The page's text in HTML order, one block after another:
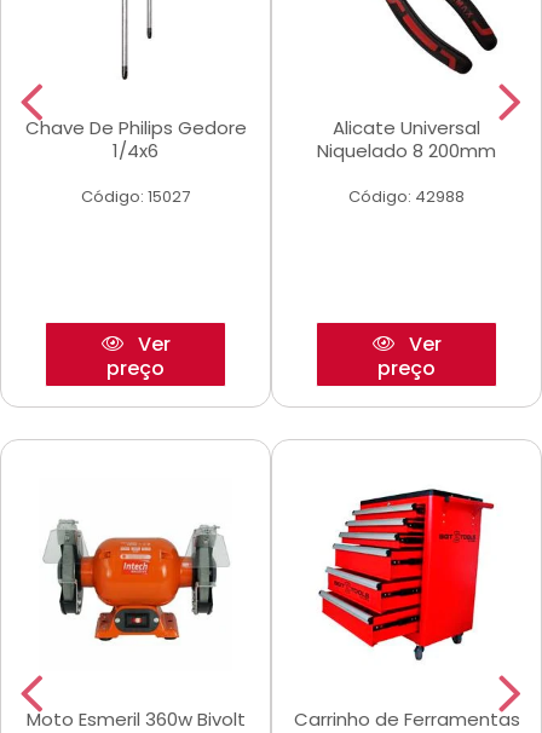
Chave De Philips Gedore
1/4x6
Código: 15027
Ver
preço
Alicate Universal
Niquelado 8 200mm
Código: 42988
Ver
preço
Moto Esmeril 360w Bivolt
Carrinho de Ferramentas